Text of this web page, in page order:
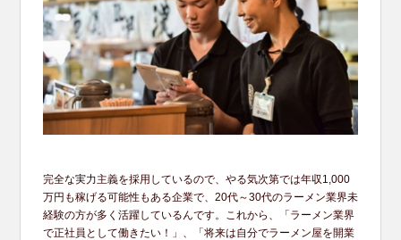
完全な実力主義を採用しているので、やる気次第では年収1,000
万円も稼げる可能性もある企業で、20代～30代のラーメン業界未
経験の方が多く活躍しているんです。これから、「ラーメン業界
で正社員として働きたい！」、「将来は自分でラーメン屋を開業